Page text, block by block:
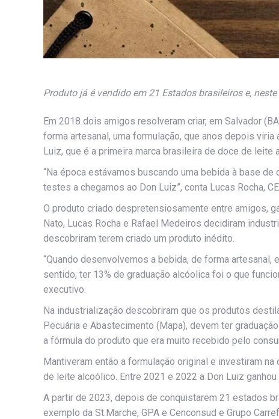
Produto já é vendido em 21 Estados brasileiros e,
Em 2018 dois amigos resolveram criar, em Salvador
forma artesanal, uma formulação, que anos depois
Luiz, que é a primeira marca brasileira de doce de leite
“Na época estávamos buscando uma bebida à base
testes a chegamos ao Don Luiz”, conta Lucas Rocha,
O produto criado despretensiosamente entre amigos,
Nato, Lucas Rocha e Rafael Medeiros decidiram
descobriram terem criado um produto inédito.
“Quando desenvolvemos a bebida, de forma
sentido, ter 13% de graduação alcóolica foi o que
executivo.
Na industrialização descobriram que os produtos
Pecuária e Abastecimento (Mapa), devem ter
a fórmula do produto que era muito recebido pelo
Mantiveram então a formulação original e investiram
de leite alcoólico. Entre 2021 e 2022 a Don Luiz
A partir de 2023, depois de conquistarem 21 estados
exemplo da St.Marche, GPA e Cenconsud e Grupo